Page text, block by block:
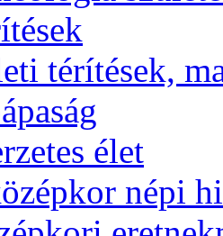
térítések,
élet
népi